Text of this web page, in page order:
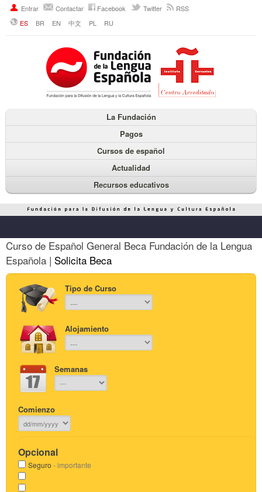
Entrar Contactar Facebook Twitter
RSS
ES
BR EN 中文 PL RU
La Fundación
Pagos
Cursos de español
Actualidad
Recursos educativos
Curso de Español General Beca Fundación de la Lengua
Española | Solicita Beca
Tipo de Curso
Alojamiento
Semanas
Comienzo
Opcional
Seguro - importante